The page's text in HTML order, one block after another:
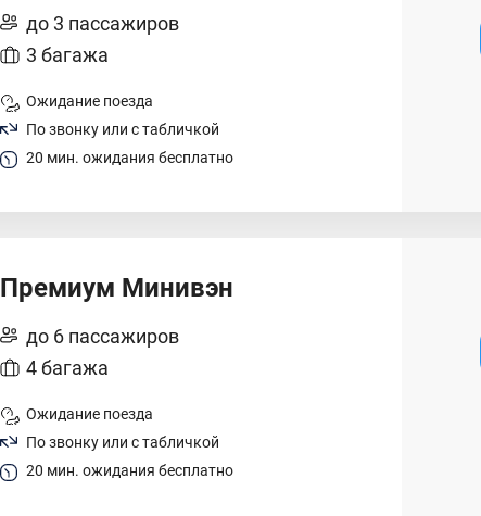
до 3 пассажиров
3 багажа
Ожидание поезда
По звонку или с табличкой
20 мин. ожидания бесплатно
Премиум Минивэн
до 6 пассажиров
4 багажа
Ожидание поезда
По звонку или с табличкой
20 мин. ожидания бесплатно